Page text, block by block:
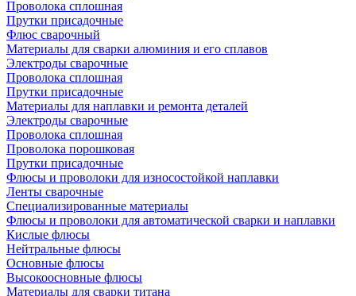
Проволока сплошная
Прутки присадочные
Флюс сварочный
Материалы для сварки алюминия и его сплавов
Электроды сварочные
Проволока сплошная
Прутки присадочные
Материалы для наплавки и ремонта деталей
Электроды сварочные
Проволока сплошная
Проволока порошковая
Прутки присадочные
Флюсы и проволоки для износостойкой наплавки
Ленты сварочные
Специализированные материалы
Флюсы и проволоки для автоматической сварки и наплавки
Кислые флюсы
Нейтральные флюсы
Основные флюсы
Высокоосновные флюсы
Материалы для сварки титана